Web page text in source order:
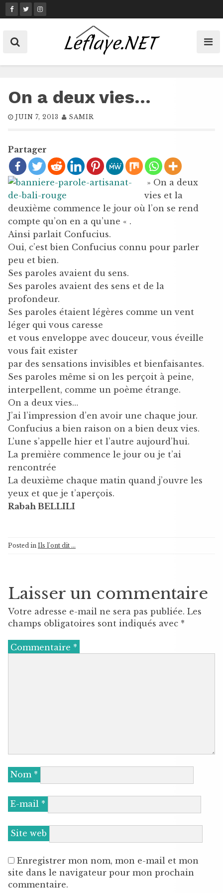
Skip
to
On a deux vies…
JUIN 7, 2013 SAMIR
Partager
» On a deux
vies et la
deuxième commence le jour où l’on se rend
compte qu’on en a qu’une « .
Ainsi parlait Confucius.
Oui, c’est bien Confucius connu pour parler
peu et bien.
Ses paroles avaient du sens.
Ses paroles avaient des sens et de la
profondeur.
Ses paroles étaient légères comme un vent
léger qui vous caresse
et vous enveloppe avec douceur, vous éveille
vous fait exister
par des sensations invisibles et bienfaisantes.
Ses paroles même si on les perçoit à peine,
interpellent, comme un poème étrange.
On a deux vies…
J’ai l’impression d’en avoir une chaque jour.
Confucius a bien raison on a bien deux vies.
L’une s’appelle hier et l’autre aujourd’hui.
La première commence le jour ou je t’ai
rencontrée
La deuxième chaque matin quand j’ouvre les
yeux et que je t’aperçois.
Rabah BELLILI
Posted in Ils l'ont dit ...
Laisser un commentaire
Votre adresse e-mail ne sera pas publiée. Les
champs obligatoires sont indiqués avec *
Commentaire *
Nom *
E-mail *
Site web
Enregistrer mon nom, mon e-mail et mon
site dans le navigateur pour mon prochain
commentaire.